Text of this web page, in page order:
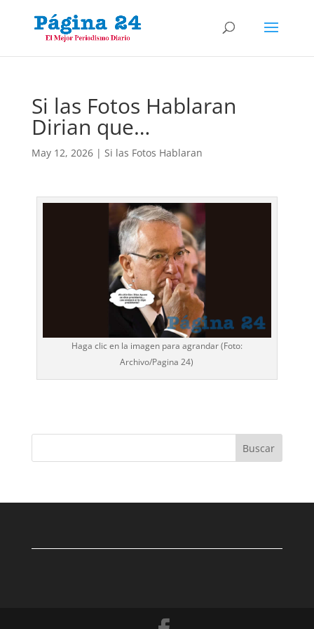
Si las Fotos Hablaran
Dirian que…
May 12, 2026| Si las Fotos Hablaran
Haga clic en la imagen para agrandar (Foto:
Archivo/Pagina 24)
Buscar